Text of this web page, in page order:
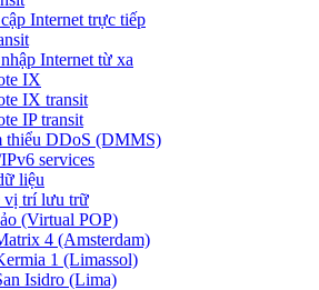
Internet trực tiếp
Internet từ xa
IX
IX transit
IP transit
thiểu DDoS (DMMS)
services
liệu
vị trí lưu trữ
(Virtual POP)
4 (Amsterdam)
1 (Limassol)
Isidro (Lima)